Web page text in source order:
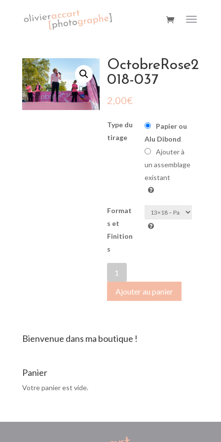
OctobreRose2
018-037
2,00€
Type du
tirage
Papier ou
Alu Dibond
Ajouter à
un assemblage
existant
Format
s et
Finition
s
de
OctobreRose2018-
037
Ajouter au panier
Bienvenue dans ma boutique !
Panier
Votre panier est vide.